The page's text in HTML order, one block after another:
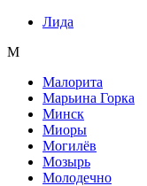
Лида
М
Малорита
Марьина Горка
Минск
Миоры
Могилёв
Мозырь
Молодечно